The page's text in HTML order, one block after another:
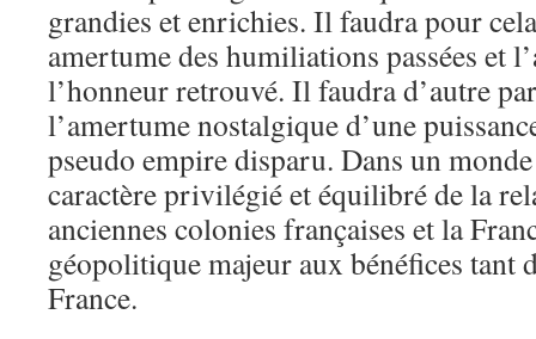
grandies et enrichies. Il faudra pour
amertume des humiliations passées et
l’honneur retrouvé. Il faudra d’autre
l’amertume nostalgique d’une
pseudo empire disparu. Dans un
caractère privilégié et équilibré de la
anciennes colonies françaises et la
géopolitique majeur aux bénéfices tant
France.